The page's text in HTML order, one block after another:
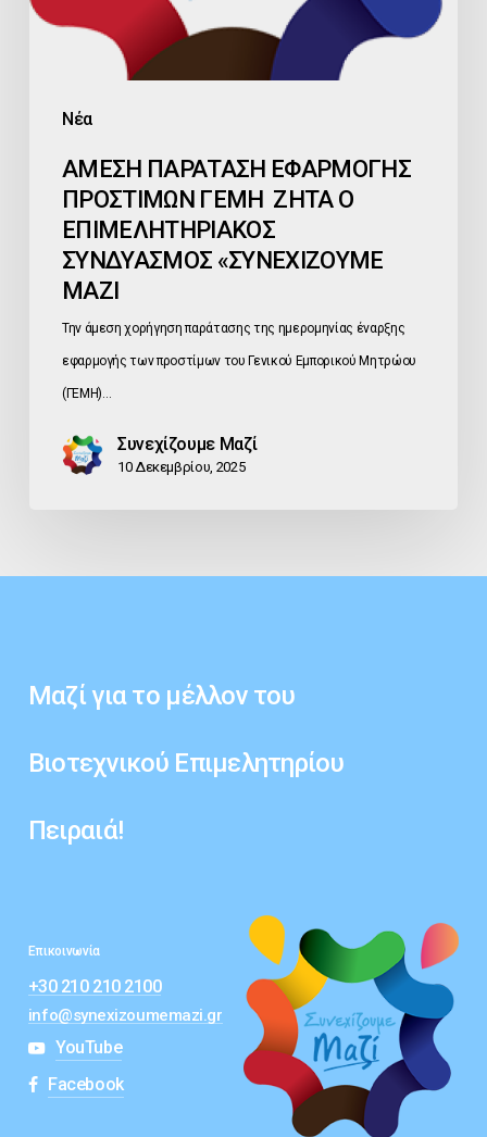
Νέα
ΣΥΝΔΥΑΣΜΟΣ
«ΣΥΝΕΧΙΖΟΥΜΕ
ΑΜΕΣΗ ΠΑΡΑΤΑΣΗ ΕΦΑΡΜΟΓΗΣ
ΠΡΟΣΤΙΜΩΝ ΓΕΜΗ ΖΗΤΑ Ο
ΕΠΙΜΕΛΗΤΗΡΙΑΚΟΣ
ΣΥΝΔΥΑΣΜΟΣ «ΣΥΝΕΧΙΖΟΥΜΕ
ΜΑΖΙ
Την άμεση χορήγηση παράτασης της ημερομηνίας έναρξης
εφαρμογής των προστίμων του Γενικού Εμπορικού Μητρώου
(ΓΕΜΗ)…
Συνεχίζουμε Μαζί
10 Δεκεμβρίου, 2025
Μαζί για το μέλλον του
Βιοτεχνικού Επιμελητηρίου
Πειραιά!
Επικοινωνία
+30 210 210 2100
info@synexizoumemazi.gr
YouTube
Facebook